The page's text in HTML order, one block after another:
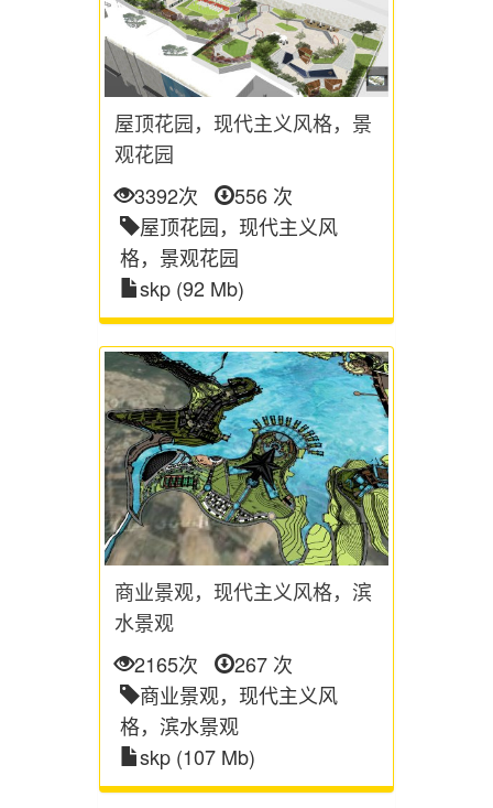
屋顶花园，现代主义风格，景
观花园
3392次
556 次
屋顶花园，现代主义风
格，景观花园
skp (92 Mb)
商业景观，现代主义风格，滨
水景观
2165次
267 次
商业景观，现代主义风
格，滨水景观
skp (107 Mb)